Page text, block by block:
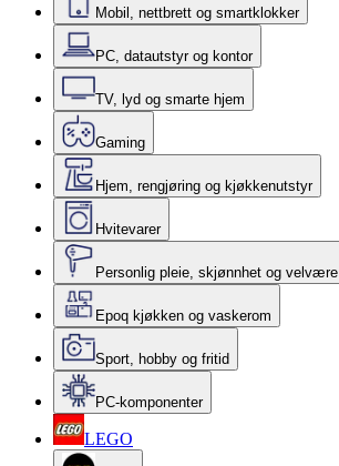
Mobil, nettbrett og smartklokker
PC, datautstyr og kontor
TV, lyd og smarte hjem
Gaming
Hjem, rengjøring og kjøkkenutstyr
Hvitevarer
Personlig pleie, skjønnhet og velvære
Epoq kjøkken og vaskerom
Sport, hobby og fritid
PC-komponenter
LEGO